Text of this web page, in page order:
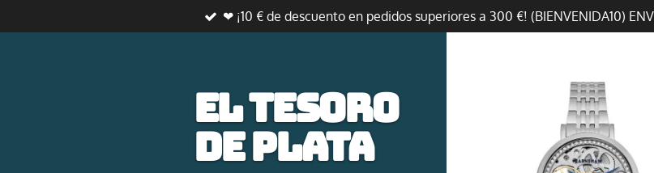
al
❤ ¡10 € de descuento en pedidos superiores a 300 €! (BIENVENIDA10)
El tesoro
deplata